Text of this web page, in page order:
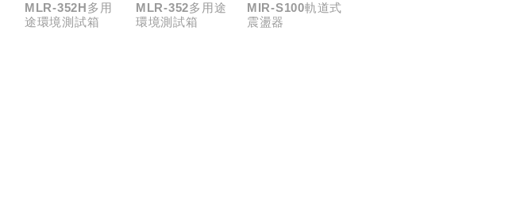
MLR-352H多用
途環境測試箱
MLR-352多用途
環境測試箱
MIR-S100軌道式
震盪器